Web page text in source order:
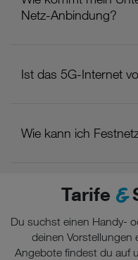
Netz-Anbindung?
Ist das 5G-Internet
Wie kann ich
Tarife &
Du suchst einen Handy-
deinen Vorstellungen
Angebote findest du auf